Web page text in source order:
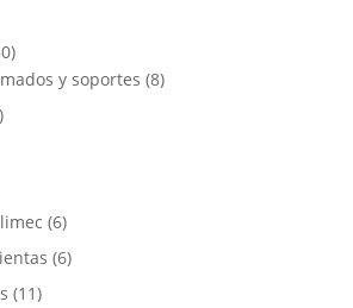
y soportes (8)
(6)
(6)
(11)